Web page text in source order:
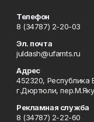
Телефон
8 (34787) 2-20-03
Эл. почта
juldash@ufamts.ru
Адрес
452320, Республика
г.Дюртюли,
Рекламная служба
8 (34787) 2-22-60